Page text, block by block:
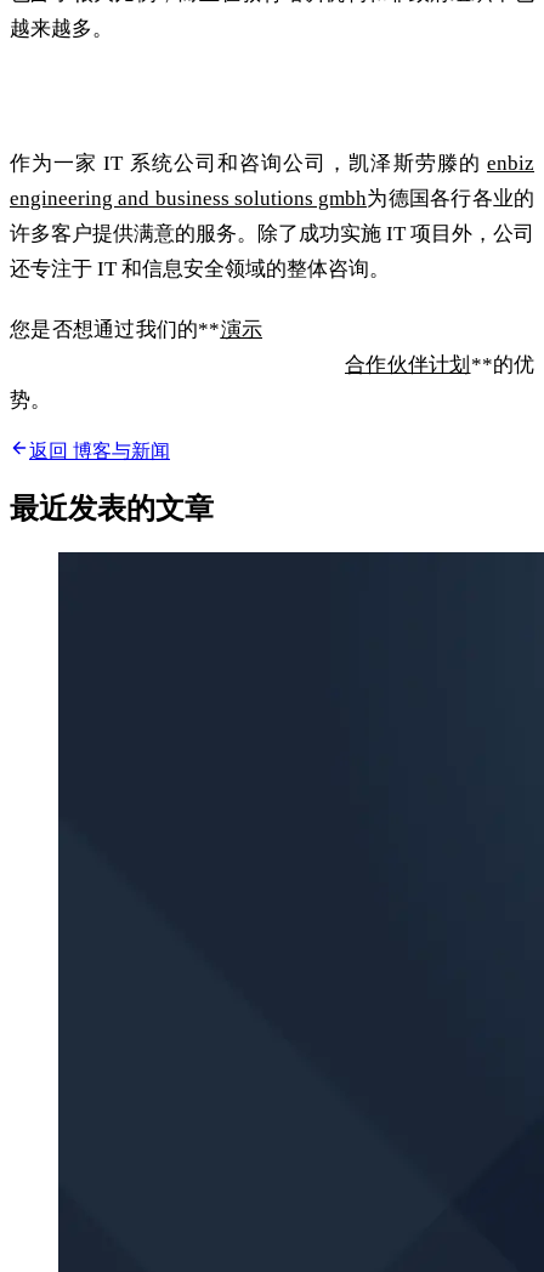
越来越多。
作为一家 IT 系统公司和咨询公司，凯泽斯劳滕的 enbiz
engineering and business solutions gmbh为德国各行各业的
许多客户提供满意的服务。除了成功实施 IT 项目外，公司
还专注于 IT 和信息安全领域的整体咨询。
您是否想通过我们的**演示
合作伙伴计划 **的优
势。
返回 博客与新闻
最近发表的文章